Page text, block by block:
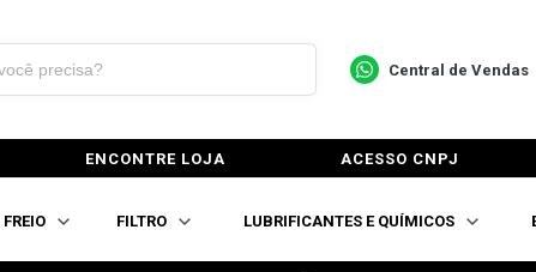
Central de Vendas
ENCONTRE LOJA ACESSO CNPJ
FREIO FILTRO LUBRIFICANTES E QUÍMICOS